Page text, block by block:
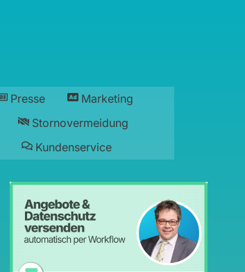
Presse
Marketing
Stornovermeidung
Kundenservice